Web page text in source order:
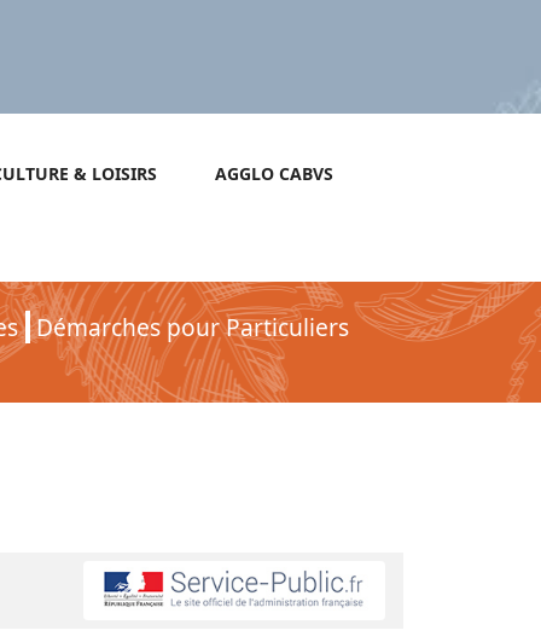
& LOISIRS AGGLO CABVS
Démarches pour Particuliers